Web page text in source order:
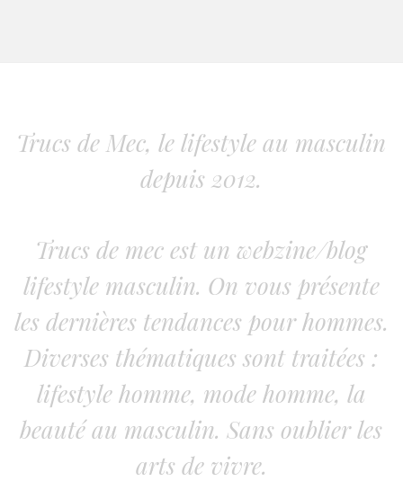
Trucs de Mec, le lifestyle au masculin
depuis 2012.
Trucs de mec est un webzine/blog
lifestyle masculin. On vous présente
les dernières tendances pour hommes.
Diverses thématiques sont traitées :
lifestyle homme, mode homme, la
beauté au masculin. Sans oublier les
arts de vivre.